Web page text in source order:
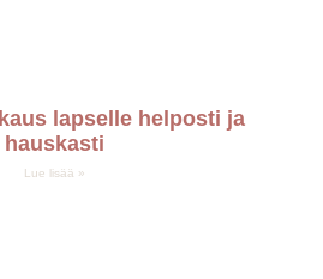
lapselle helposti ja
hauskasti
Lue lisää »